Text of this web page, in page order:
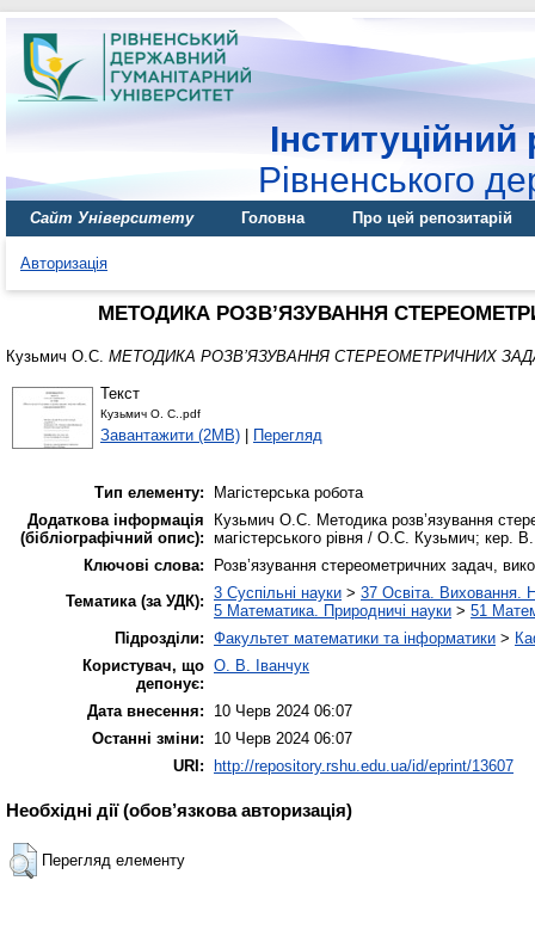
Інституційний
Рівненського
Сайт Університету Головна Про цей репозитарій
Авторизація
МЕТОДИКА РОЗВ’ЯЗУВАННЯ
Кузьмич О.С. МЕТОДИКА РОЗВ’ЯЗУВАННЯ СТЕРЕОМЕТРИЧНИХ
Текст
Кузьмич О. С..pdf
Завантажити (2MB) | Перегляд
Тип елементу:
Магістерська робота
Додаткова інформація
(бібліографічний опис):
Кузьмич О.С. Методика розв’язування
магістерського рівня / О.С. Кузьмич; кер.
Ключові слова:
Розв’язування стереометричних задач,
Тематика (за УДК): 3 Суспільні науки > 37 Освіта. Виховання.
5 Математика. Природничі науки > 51
Підрозділи: Факультет математики та інформатики >
Користувач, що
депонує:
О. В. Іванчук
Дата внесення:
10 Черв 2024 06:07
Останні зміни:
10 Черв 2024 06:07
URI:
http://repository.rshu.edu.ua/id/eprint/13607
Необхідні дії (обов’язкова авторизація)
Перегляд елементу